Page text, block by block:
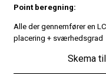
Point beregning:
Alle der gennemfører en
placering + sværhedsgrad
Skema